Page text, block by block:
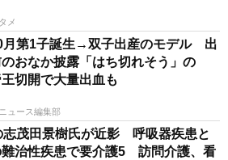
メ
月第1子誕生→双子出産のモデル 出
おなか披露「はち切れそう」の
切開で大量出血も
ュース編集部
志茂田景樹氏が近影 呼吸器疾患と
難治性疾患で要介護5 訪問介護、看